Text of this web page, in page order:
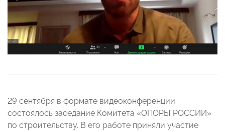
29 сентября в формате видеоконференции
состоялось заседание Комитета «ОПОРЫ РОССИИ»
по строительству. В его работе приняли участие